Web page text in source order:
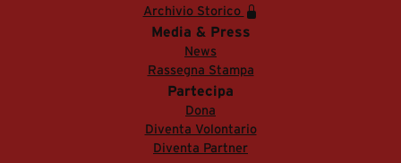
Archivio Storico
Media & Press
News
Rassegna Stampa
Partecipa
Dona
Diventa Volontario
Diventa Partner